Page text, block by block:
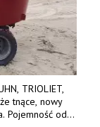
TRIOLIET,
tnące, nowy
Pojemność od